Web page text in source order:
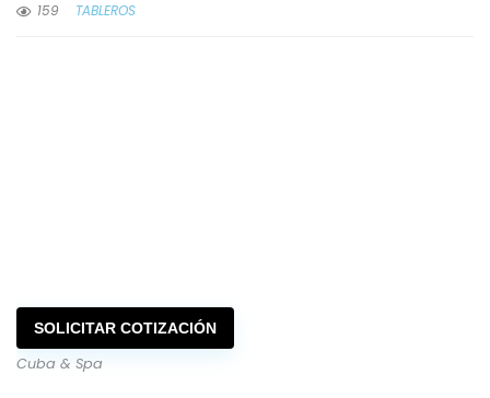
159
TABLEROS
SOLICITAR COTIZACIÓN
Cuba & Spa